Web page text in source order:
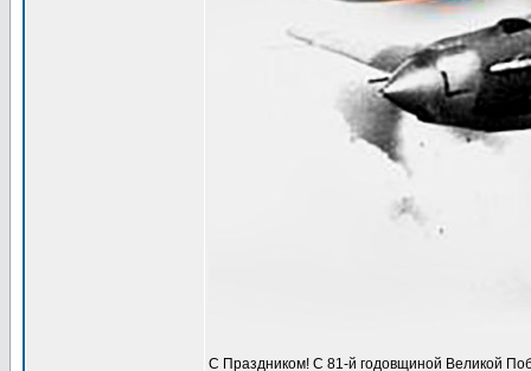
С Праздником! С 81-й годовщиной Великой